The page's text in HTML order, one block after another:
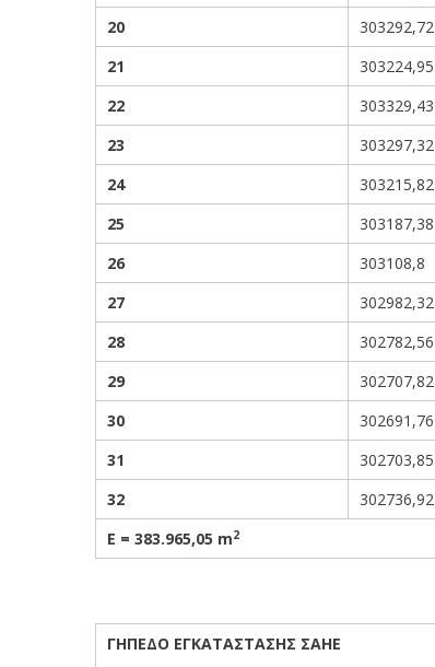
20
303292,72
21
303224,95
22
303329,43
23
303297,32
24
303215,82
25
303187,38
26
303108,8
27
302982,32
28
302782,56
29
302707,82
30
302691,76
31
302703,85
32
302736,92
Ε = 383.965,05 m2
ΓΗΠΕΔΟ ΕΓΚΑΤΑΣΤΑΣΗΣ ΣΑΗΕ